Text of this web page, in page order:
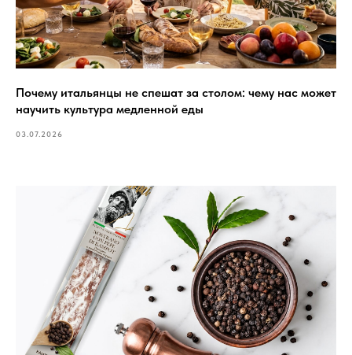
Почему итальянцы не спешат за столом: чему нас может
научить культура медленной еды
03.07.2026